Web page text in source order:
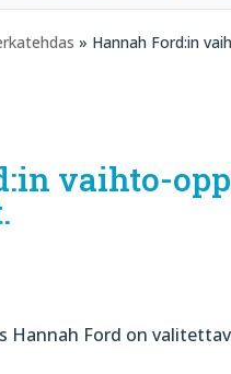
» Hannah Ford:in
vaihto-
Hannah Ford on